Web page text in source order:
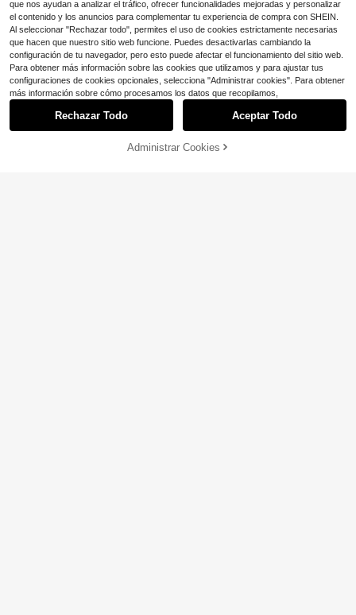
¡12% DE DESCUENTO!
que nos ayudan a analizar el tráfico, ofrecer funcionalidades mejoradas y personalizar
el contenido y los anuncios para complementar tu experiencia de compra con SHEIN.
Al seleccionar "Rechazar todo", permites el uso de cookies estrictamente necesarias
que hacen que nuestro sitio web funcione. Puedes desactivarlas cambiando la
configuración de tu navegador, pero esto puede afectar el funcionamiento del sitio web.
Para obtener más información sobre las cookies que utilizamos y para ajustar tus
configuraciones de cookies opcionales, selecciona "Administrar cookies". Para obtener
más información sobre cómo procesamos los datos que recopilamos,
Rechazar Todo Aceptar Todo
Administrar Cookies